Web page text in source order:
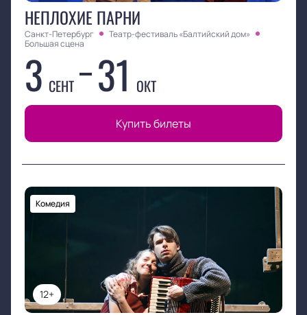
НЕПЛОХИЕ ПАРНИ
Санкт-Петербург
Театр-фестиваль «Балтийский дом»
Большая сцена
3 СЕНТ 31 ОКТ
Купить билеты
12+
Комедия